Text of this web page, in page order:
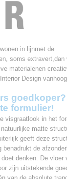
in lijnmet de
soms extravert,dan
materialenen
Design
goedkoper?
formulier!
visgraatlook in het
matte
geeft deze
de
denken. De vloer
zijn uitstekende